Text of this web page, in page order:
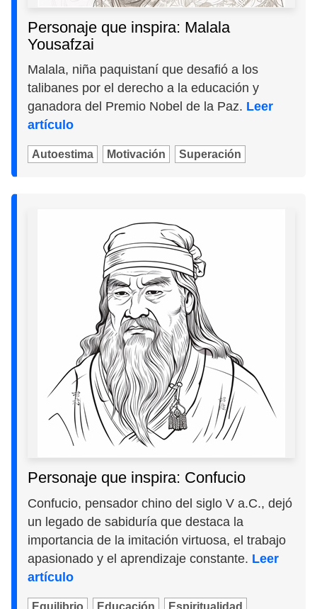
Personaje que inspira: Malala
Yousafzai
Malala, niña paquistaní que desafió a los
talibanes por el derecho a la educación y
ganadora del Premio Nobel de la Paz. Leer
artículo
Autoestima Motivación Superación
Personaje que inspira: Confucio
Confucio, pensador chino del siglo V a.C., dejó
un legado de sabiduría que destaca la
importancia de la imitación virtuosa, el trabajo
apasionado y el aprendizaje constante. Leer
artículo
Equilibrio Educación Espiritualidad